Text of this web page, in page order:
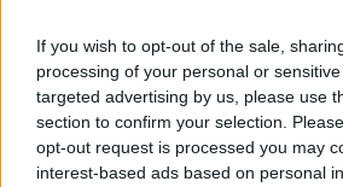
If you wish to opt-out of the sale,
processing of your personal or
targeted advertising by us, please use
section to confirm your selection.
opt-out request is processed you may
interest-based ads based on personal